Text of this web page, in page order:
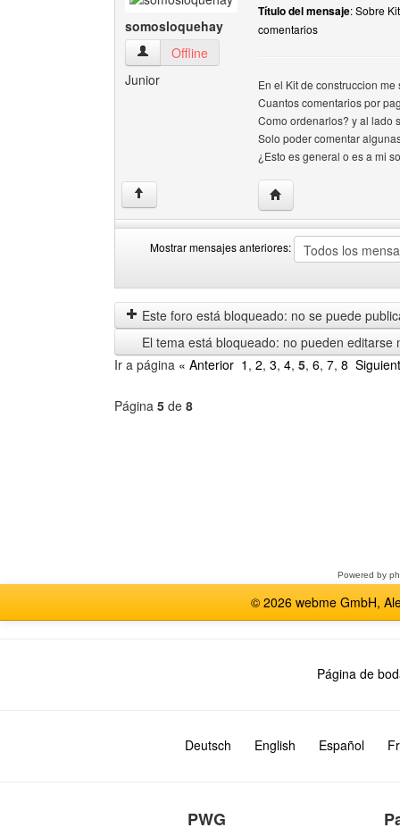
somosloquehay
somosloquehay Ver perfil del usuario
Offline
Junior
Título del mensaje: Sobre
comentarios
En el Kit de construccion
Cuantos comentarios por
Como ordenarlos? y al lado
Solo poder comentar
¿Esto es general o es a mi
↑ Visitar sitio web del
Mostrar mensajes anteriores:
mensajes
anteriores
by
Este foro está bloqueado: no se puede
El tema está bloqueado: no pueden editarse
Ir a página « Anterior 1 , 2, 3, 4, 5, 6, 7, 8
Página 5 de 8
Powered by
© 2026 webme GmbH,
Página de
Deutsch English Español
PWG